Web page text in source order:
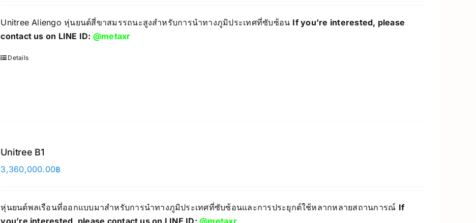
Unitree Aliengo หุ่นยนต์สี่ขาสมรรถนะสูงสำหรับการนำทางภูมิประเทศที่ซับซ้อน If you’re interested, please
contact us on LINE ID: @metaxr
Details
Unitree B1
3,360,000.00฿
หุ่นยนต์พลเรือนที่ออกแบบมาสำหรับการนำทางภูมิประเทศที่ซับซ้อนและการประยุกต์ใช้หลากหลายสถานการณ์ If
you’re interested, please contact us on LINE ID:@metaxr